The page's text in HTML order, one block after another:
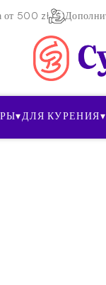
от 500 zł
▾ДЛЯ КУРЕНИЯ▾